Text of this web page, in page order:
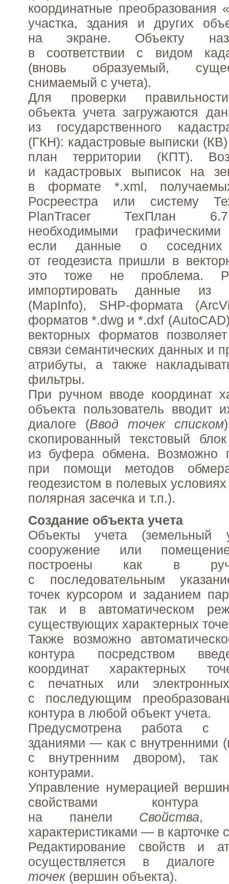
координатные преобразования
участка, здания и других
на экране. Объекту
в соответствии с видом
(вновь образуемый,
снимаемый с учета).
Для проверки
объекта учета загружаются
из государственного
(ГКН): кадастровые выписки
план территории (КПТ).
и кадастровых выписок на
в формате *.xml,
Росреестра или систему
PlanTracer ТехПлан 6.7
необходимыми графическими
если данные о соседних
от геодезиста пришли в
это тоже не проблема.
импортировать данные из
(MapInfo), SHP-формата
форматов *.dwg и *.dxf
векторных форматов
связи семантических данных и
атрибуты, а также
фильтры.
При ручном вводе координат
объекта пользователь вводит
диалоге (Ввод точек списком
скопированный текстовый
из буфера обмена. Возможно
при помощи методов
геодезистом в полевых
полярная засечка и т.п.).
Создание объекта учета
Объекты учета (земельный
сооружение или
построены как в
с последовательным
точек курсором и заданием
так и в автоматическом
существующих характерных
Также возможно
контура посредством
координат характерных
с печатных или
с последующим
контура в любой объект учета.
Предусмотрена работа с
зданиями — как с внутренними
с внутренним двором),
контурами.
Управление нумерацией
свойствами контура
на панели Свойства, а
характеристиками — в карточке
Редактирование свойств и
осуществляется в
точек(вершин объекта).